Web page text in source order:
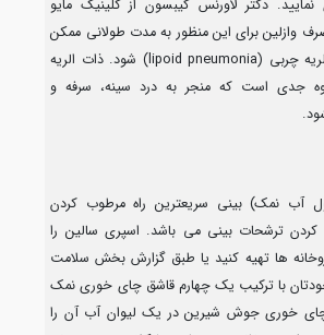
دکتر لاورنس گیبسون از کلینیک مایو
وازلین برای این منظور به مدت طولانی ممکن
است منجر به ذات الریه چربی (lipoid pneumonia) شود. ذات الریه
جدی است که منجر به درد سینه، سرفه و
آب نمک) بینی سریعترین راه مرطوب کردن
ترشحات بینی می باشد. اسپری سالین را
ها تهیه کنید یا طبق گزارش بخش سلامت
با ترکیب یک چهارم قاشق چای خوری نمک
خوری جوش شیرین در یک لیوان آب آن را